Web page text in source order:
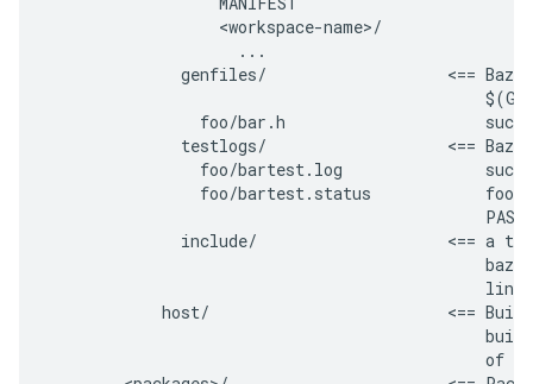
                  <workspace-name>/
                    ...
genfiles/                   <==
foo/bar.h
testlogs/                   <==
foo/bartest.log
foo/bartest.status
include/                    <== a
host/                         <==
of